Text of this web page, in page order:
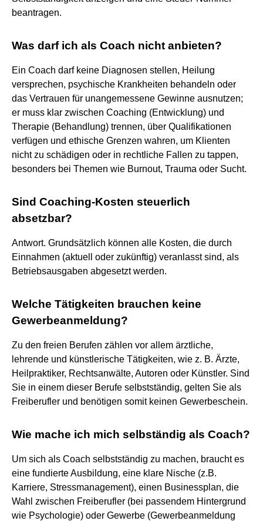
beantragen.
Was darf ich als Coach nicht anbieten?
Ein Coach darf keine Diagnosen stellen, Heilung
versprechen, psychische Krankheiten behandeln oder
das Vertrauen für unangemessene Gewinne ausnutzen;
er muss klar zwischen Coaching (Entwicklung) und
Therapie (Behandlung) trennen, über Qualifikationen
verfügen und ethische Grenzen wahren, um Klienten
nicht zu schädigen oder in rechtliche Fallen zu tappen,
besonders bei Themen wie Burnout, Trauma oder Sucht.
Sind Coaching-Kosten steuerlich
absetzbar?
Antwort. Grundsätzlich können alle Kosten, die durch
Einnahmen (aktuell oder zukünftig) veranlasst sind, als
Betriebsausgaben abgesetzt werden.
Welche Tätigkeiten brauchen keine
Gewerbeanmeldung?
Zu den freien Berufen zählen vor allem ärztliche,
lehrende und künstlerische Tätigkeiten, wie z. B. Ärzte,
Heilpraktiker, Rechtsanwälte, Autoren oder Künstler. Sind
Sie in einem dieser Berufe selbstständig, gelten Sie als
Freiberufler und benötigen somit keinen Gewerbeschein.
Wie mache ich mich selbständig als Coach?
Um sich als Coach selbstständig zu machen, braucht es
eine fundierte Ausbildung, eine klare Nische (z.B.
Karriere, Stressmanagement), einen Businessplan, die
Wahl zwischen Freiberufler (bei passendem Hintergrund
wie Psychologie) oder Gewerbe (Gewerbeanmeldung